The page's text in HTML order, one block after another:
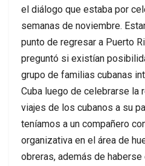
el diálogo que estaba por
semanas de noviembre.
punto de regresar a Puerto
preguntó si existían
grupo de familias cubanas
Cuba luego de celebrarse la
viajes de los cubanos a su
teníamos a un compañero
organizativa en el área de
obreras, además de